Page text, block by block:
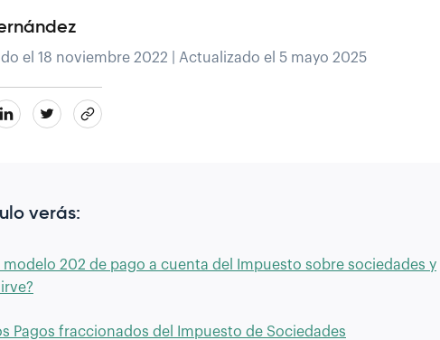
el 18 noviembre 2022 | Actualizado el 5 mayo 2025
verás:
modelo 202 de pago a cuenta del Impuesto sobre sociedades y
Pagos fraccionados del Impuesto de Sociedades